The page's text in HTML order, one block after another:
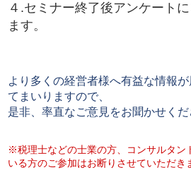
４.セミナー終了後アンケート
ます。
より多くの経営者様へ有益な情報
てまいりますので、
是非、率直なご意見をお聞かせくだ
※税理士などの士業の方、コンサルタン
いる方のご参加はお断りさせていただき